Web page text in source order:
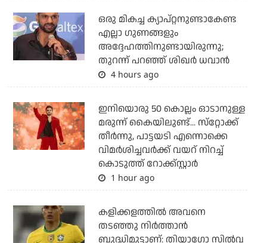
ഒരു മികച്ച ക്യാപ്റ്റനുണ്ടാകേണ്ട
എല്ലാ ഗുണങ്ങളും
അദ്ദേഹത്തിനുണ്ടായിരുന്നു;
തുറന്ന് പറഞ്ഞ് ശിഖര്‍ ധവാന്‍
4 hours ago
ഇനിയൊരു 50 കൊല്ലം ഓടാനുള്ള
മരുന്ന് കൈയിലുണ്ട്... സ്‌റ്റോക്ക്
തീര്‍ന്നു, പാട്ടയടി എന്നൊക്കെ
വിമര്‍ശിച്ചവര്‍ക്ക് വയറ് നിറച്ച്
കൊടുത്ത് റോക്ക്‌സ്റ്റാര്‍
1 hour ago
കളിക്കളത്തില്‍ അവനെ
തടഞ്ഞു നിര്‍ത്താന്‍
ബുദ്ധിമുട്ടാണ്: തിയാഗോ സില്‍വ